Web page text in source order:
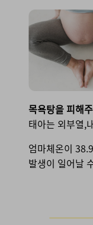
목욕탕을 피해
태아는 외부열,
엄마체온이
발생이 일어날